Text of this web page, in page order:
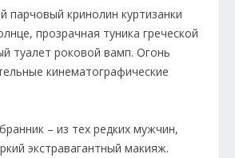
парчовый кринолин куртизанки
прозрачная туника греческой
туалет роковой вамп. Огонь
кинематографические
– из тех редких мужчин,
экстравагантный макияж.